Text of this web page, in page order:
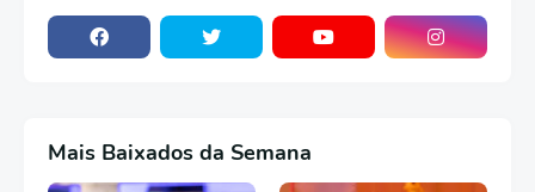
Mais Baixados da Semana